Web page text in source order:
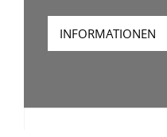
INFORMATIONEN